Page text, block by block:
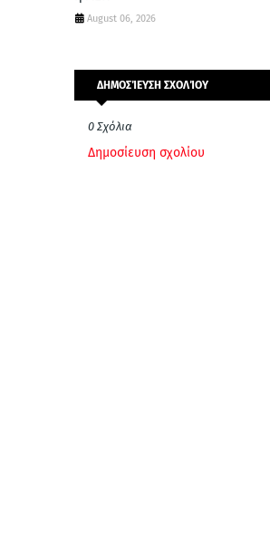
August 06, 2026
ΔΗΜΟΣΊΕΥΣΗ ΣΧΟΛΊΟΥ
0 Σχόλια
Δημοσίευση σχολίου